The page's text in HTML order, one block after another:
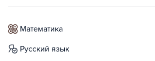
математика
русский язык